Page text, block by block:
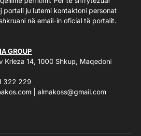
portali ju lutemi kontaktoni personat
në email-in oficial të portalit.
GROUP
Krleza 14, 1000 Shkup, Maqedoni
322 229
almakoss@gmail.com